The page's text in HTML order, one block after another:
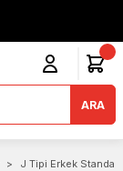
ARA
J Tipi Erkek